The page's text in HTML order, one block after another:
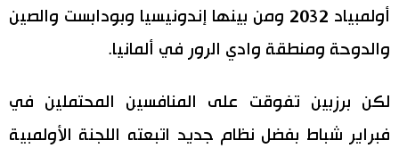
أولمبياد 2032 ومن بينها إندونيسيا وبودابست والصين
والدوحة ومنطقة وادي الرور في ألمانيا.
لكن برزبين تفوقت على المنافسين المحتملين في
فبراير شباط بفضل نظام جديد اتبعته اللجنة الأولمبية